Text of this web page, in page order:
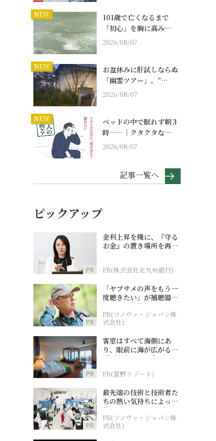
NEW
101歳で亡くなるまで
「初心」を胸に高み…
2026/08/07
NEW
お盆休みに肝試しならぬ
「幽霊ツアー」。“…
2026/08/07
NEW
ベッドの中で眠れず朝３
時……｜クタクタな…
2026/08/07
記事一覧へ
ピックアップ
PR
金利上昇を機に、『守る
お金』の置き場所を再検
討
PR(株式会社北九州銀行)
PR
「ヤブサメの声をもう一
度聴きたい」が補聴器チ
ャレンジの後押しに
PR(ソノヴァ・ジャパン株
式会社)
PR
客室はすべて海側にあ
り、眼前に海が広がる
『西表島ホテル by 星野
PR(星野リゾート)
PR
最先端の技術と技術者た
ちの熱い気持ちによって
作られているオーダーメ
イド補聴器
PR(ソノヴァ・ジャパン株
式会社)